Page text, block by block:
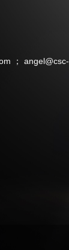
； angel@csc-